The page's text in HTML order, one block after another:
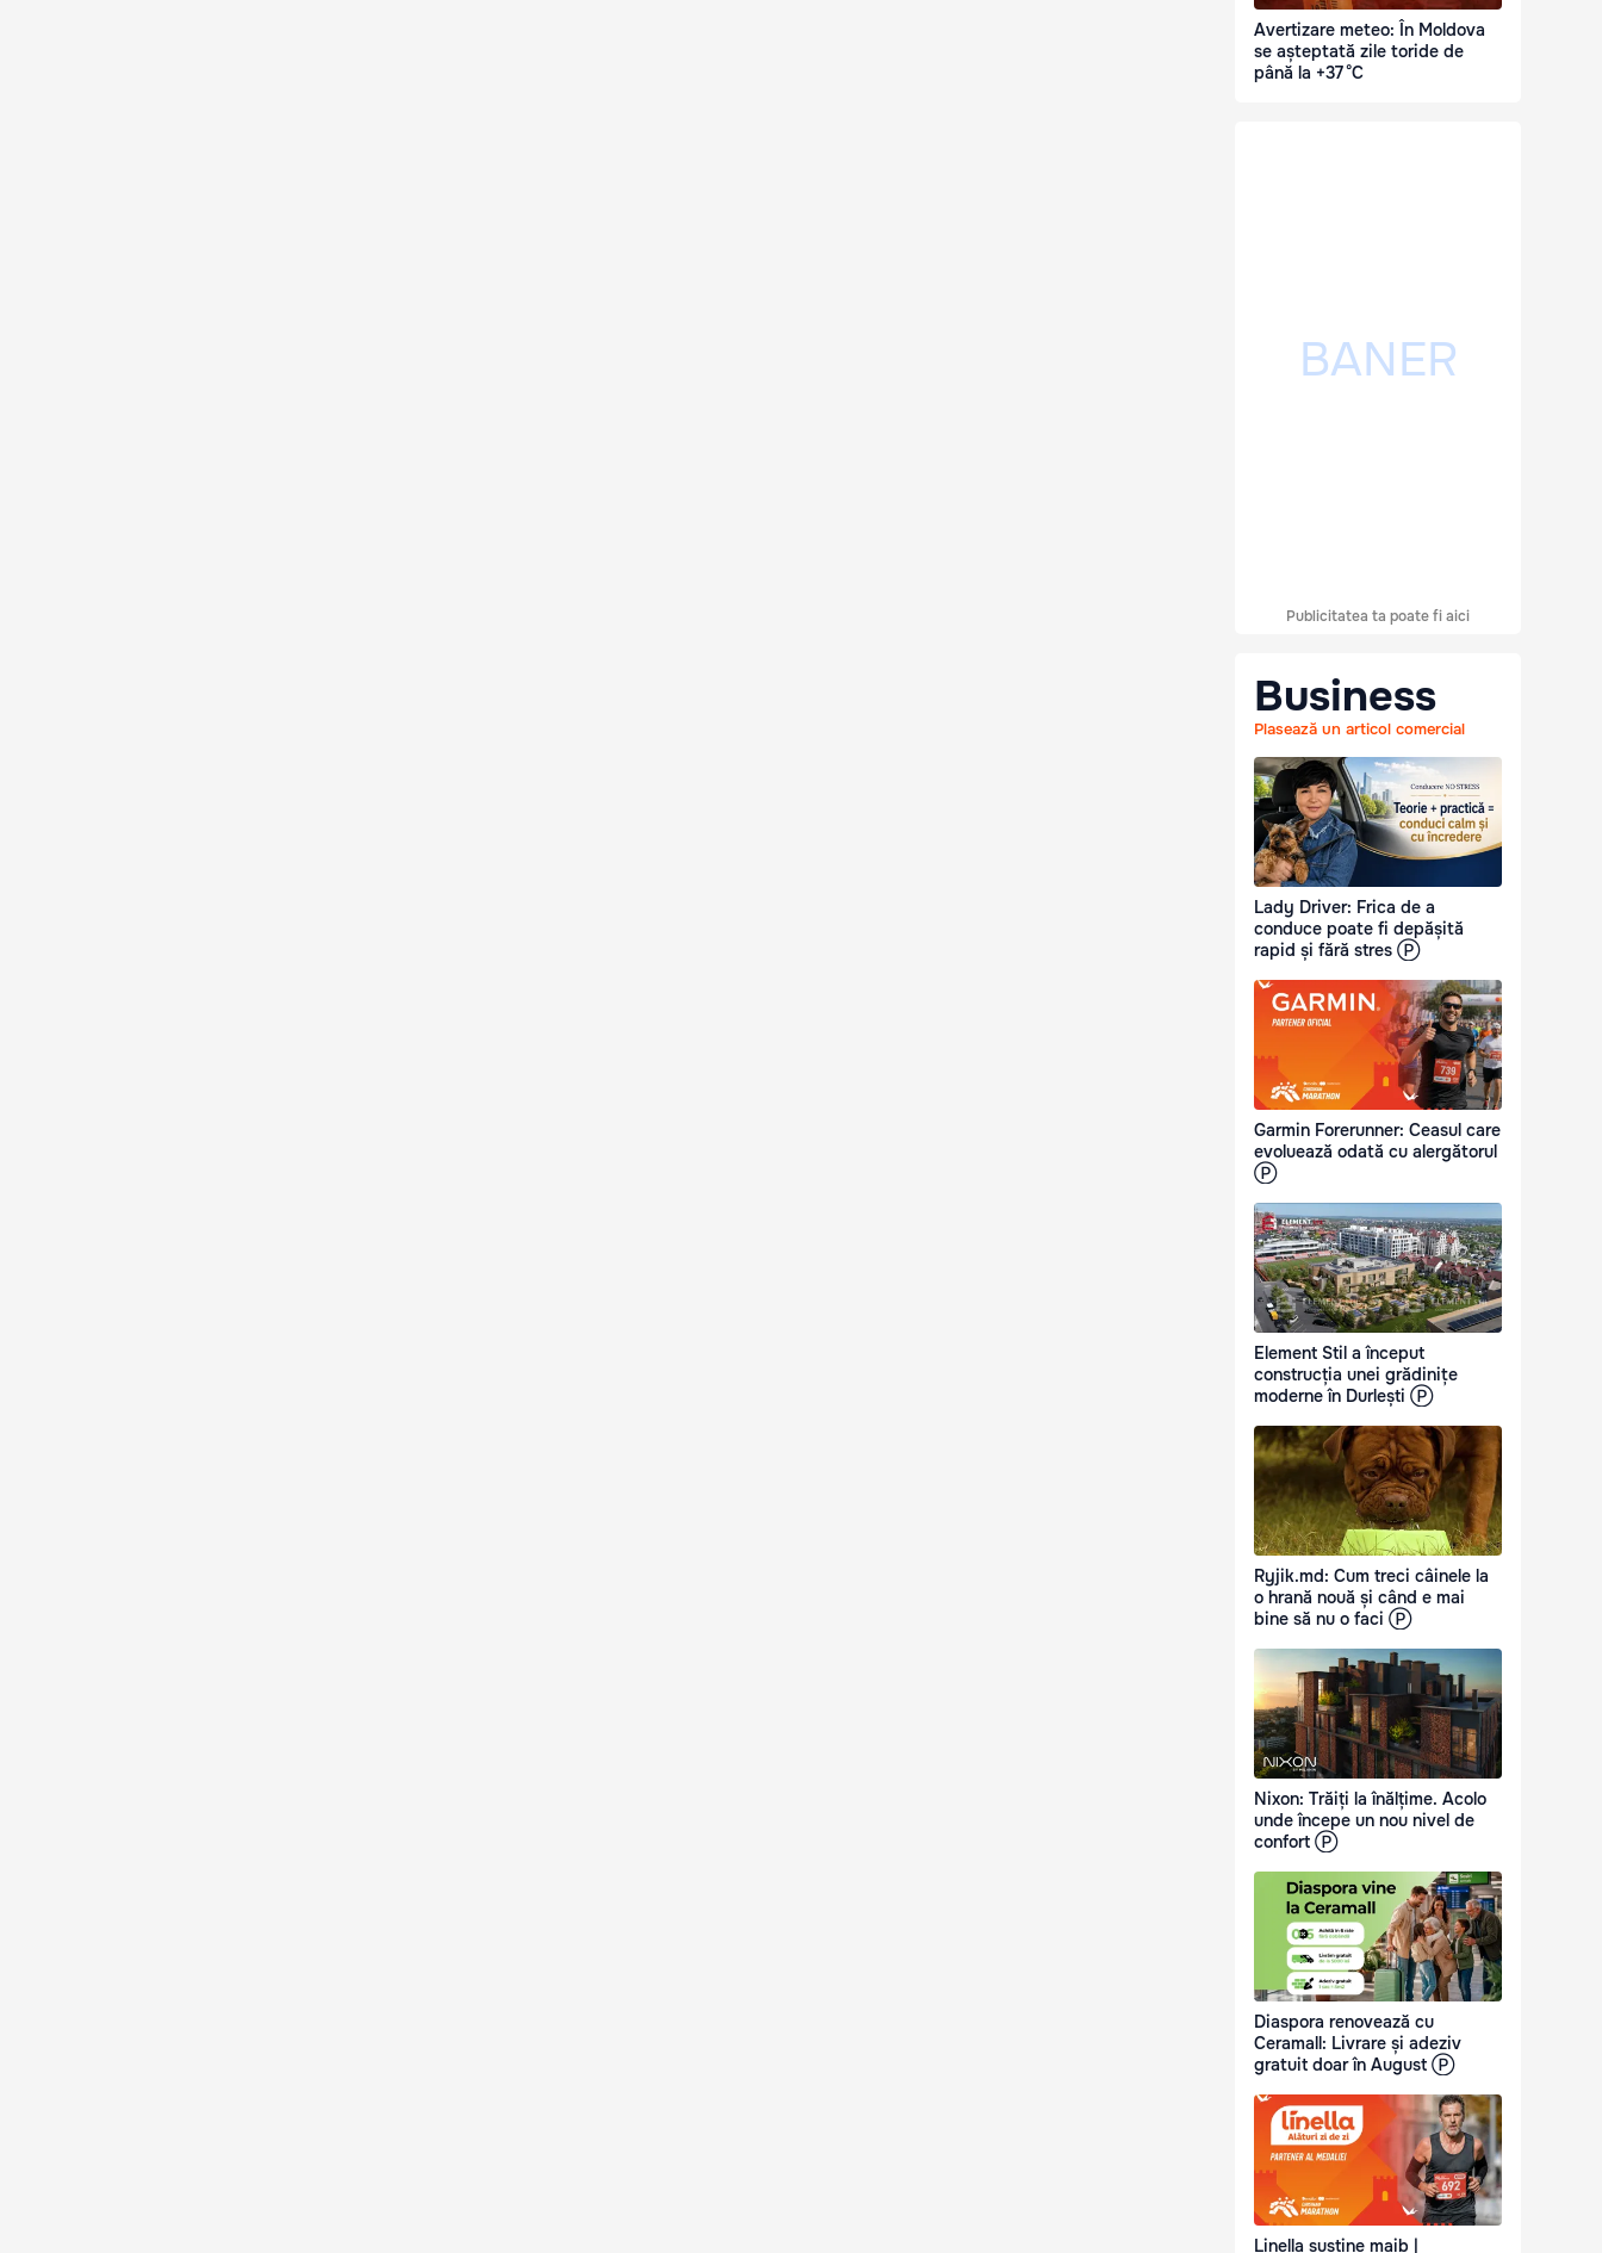
Avertizare meteo: În Moldova
se așteptată zile toride de
până la +37 °C
Publicitatea ta poate fi aici
Business
Plasează un articol comercial
Lady Driver: Frica de a
conduce poate fi depășită
rapid și fără stres Ⓟ
Garmin Forerunner: Ceasul care
evoluează odată cu alergătorul
Ⓟ
Element Stil a început
construcția unei grădinițe
moderne în Durlești Ⓟ
Ryjik.md: Cum treci câinele la
o hrană nouă și când e mai
bine să nu o faci Ⓟ
Nixon: Trăiți la înălțime. Acolo
unde începe un nou nivel de
confort Ⓟ
Diaspora renovează cu
Ceramall: Livrare și adeziv
gratuit doar în August Ⓟ
Linella susține maib |